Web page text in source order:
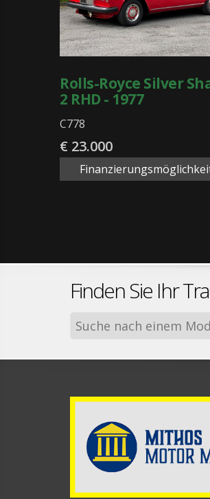
Rolls-Royce Silver
2 RHD - 1977
C778
€ 23.000
Finden Sie Ihr